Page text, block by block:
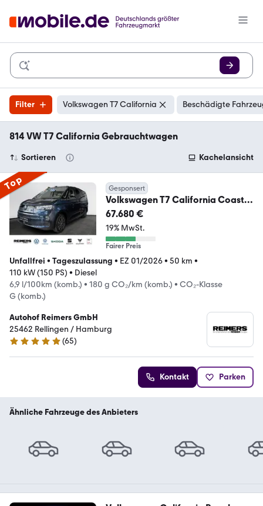
Filter Volkswagen T7 California Beschädigte
814 VW T7 California Gebrauchtwagen
Sortieren Kachelansicht
Top Gesponsert
Volkswagen T7 California Coast
2.0TDI NAVI+AHK+RFK+PLA
67.680 €
19% MwSt.
Fairer Preis
Unfallfrei • Tageszulassung • EZ 01/2026• 50 km •
110 kW (150 PS) • Diesel
6,9 l/100km (komb.) • 180 g CO₂/km (komb.) • CO₂-Klasse
G (komb.)
Autohof Reimers GmbH
25462 Rellingen / Hamburg
5 Sterne
(65)
Kontakt Parken
Ähnliche Fahrzeuge des Anbieters